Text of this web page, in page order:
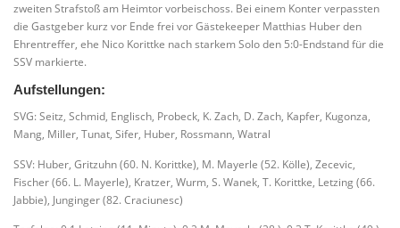
zweiten Strafstoß am Heimtor vorbeischoss. Bei einem Konter verpassten
die Gastgeber kurz vor Ende frei vor Gästekeeper Matthias Huber den
Ehrentreffer, ehe Nico Korittke nach starkem Solo den 5:0-Endstand für die
SSV markierte.
Aufstellungen:
SVG: Seitz, Schmid, Englisch, Probeck, K. Zach, D. Zach, Kapfer, Kugonza,
Mang, Miller, Tunat, Sifer, Huber, Rossmann, Watral
SSV: Huber, Gritzuhn (60. N. Korittke), M. Mayerle (52. Kölle), Zecevic,
Fischer (66. L. Mayerle), Kratzer, Wurm, S. Wanek, T. Korittke, Letzing (66.
Jabbie), Junginger (82. Craciunesc)